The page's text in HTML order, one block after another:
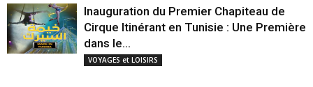
Inauguration du Premier Chapiteau de
Cirque Itinérant en Tunisie : Une Première
dans le...
VOYAGES et LOISIRS